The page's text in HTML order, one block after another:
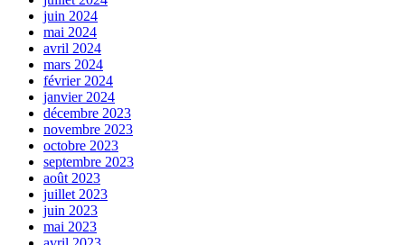
juin 2024
mai 2024
avril 2024
mars 2024
février 2024
janvier 2024
décembre 2023
novembre 2023
octobre 2023
septembre 2023
août 2023
juillet 2023
juin 2023
mai 2023